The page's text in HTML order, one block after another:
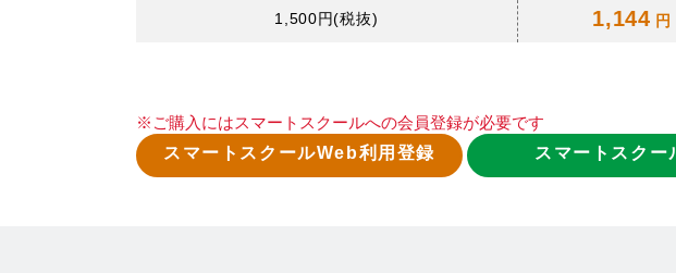
1,500円(税抜) 1,144 円
※ご購入にはスマートスクールへの会員登録が必要です
スマートスクールWeb利用登録
スマートスクー